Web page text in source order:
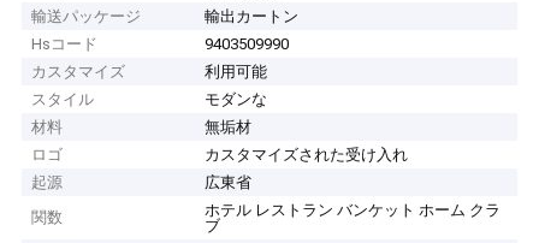
輸送パッケージ
輸出カートン
Hsコード
9403509990
カスタマイズ
利用可能
スタイル
モダンな
材料
無垢材
ロゴ
カスタマイズされた受け入れ
起源
広東省
関数
ホテル レストラン バンケット ホーム クラ
ブ